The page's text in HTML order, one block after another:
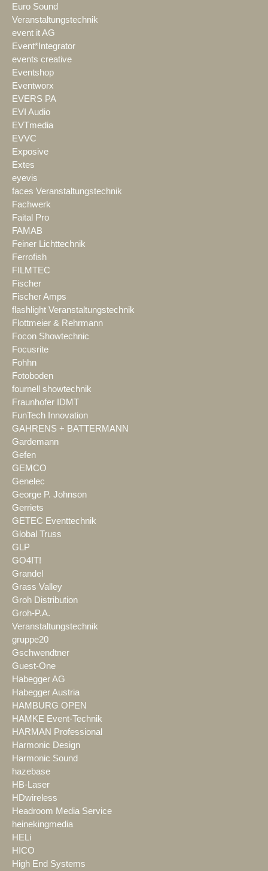
Euro Sound
Veranstaltungstechnik
event it AG
Event*Integrator
events creative
Eventshop
Eventworx
EVERS PA
EVI Audio
EVTmedia
EVVC
Exposive
Extes
eyevis
faces Veranstaltungstechnik
Fachwerk
Faital Pro
FAMAB
Feiner Lichttechnik
Ferrofish
FILMTEC
Fischer
Fischer Amps
flashlight Veranstaltungstechnik
Flottmeier & Rehrmann
Focon Showtechnic
Focusrite
Fohhn
Fotoboden
fournell showtechnik
Fraunhofer IDMT
FunTech Innovation
GAHRENS + BATTERMANN
Gardemann
Gefen
GEMCO
Genelec
George P. Johnson
Gerriets
GETEC Eventtechnik
Global Truss
GLP
GO4IT!
Grandel
Grass Valley
Groh Distribution
Groh-P.A.
Veranstaltungstechnik
gruppe20
Gschwendtner
Guest-One
Habegger AG
Habegger Austria
HAMBURG OPEN
HAMKE Event-Technik
HARMAN Professional
Harmonic Design
Harmonic Sound
hazebase
HB-Laser
HDwireless
Headroom Media Service
heinekingmedia
HELi
HICO
High End Systems